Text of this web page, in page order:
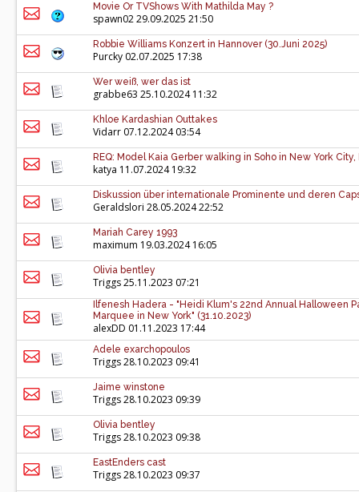
Movie Or TVShows With Mathilda May ?
spawn0229.09.2025 21:50
Robbie Williams Konzert in Hannover (30.Juni 2025)
Purcky 02.07.2025 17:38
Wer weiß, wer das ist
grabbe63 25.10.2024 11:32
Khloe Kardashian Outtakes
Vidarr 07.12.2024 03:54
REQ: Model Kaia Gerber walking in Soho in New York
katya 11.07.2024 19:32
Diskussion über internationale Prominente und deren
Geraldslori 28.05.2024 22:52
Mariah Carey 1993
maximum 19.03.2024 16:05
Olivia bentley
Triggs25.11.2023 07:21
Ilfenesh Hadera - "Heidi Klum's 22nd Annual Halloween
Marquee in New York" (31.10.2023)
alexDD 01.11.2023 17:44
Adele exarchopoulos
Triggs28.10.2023 09:41
Jaime winstone
Triggs28.10.2023 09:39
Olivia bentley
Triggs28.10.2023 09:38
EastEnders cast
Triggs28.10.2023 09:37